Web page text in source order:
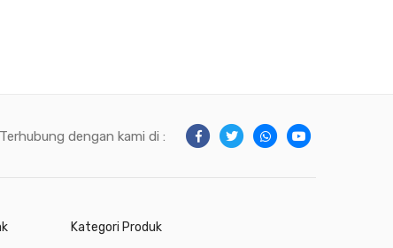
Terhubung dengan kami di :
Kategori Produk